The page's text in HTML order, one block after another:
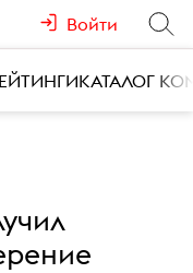
Войти
КАТАЛОГ